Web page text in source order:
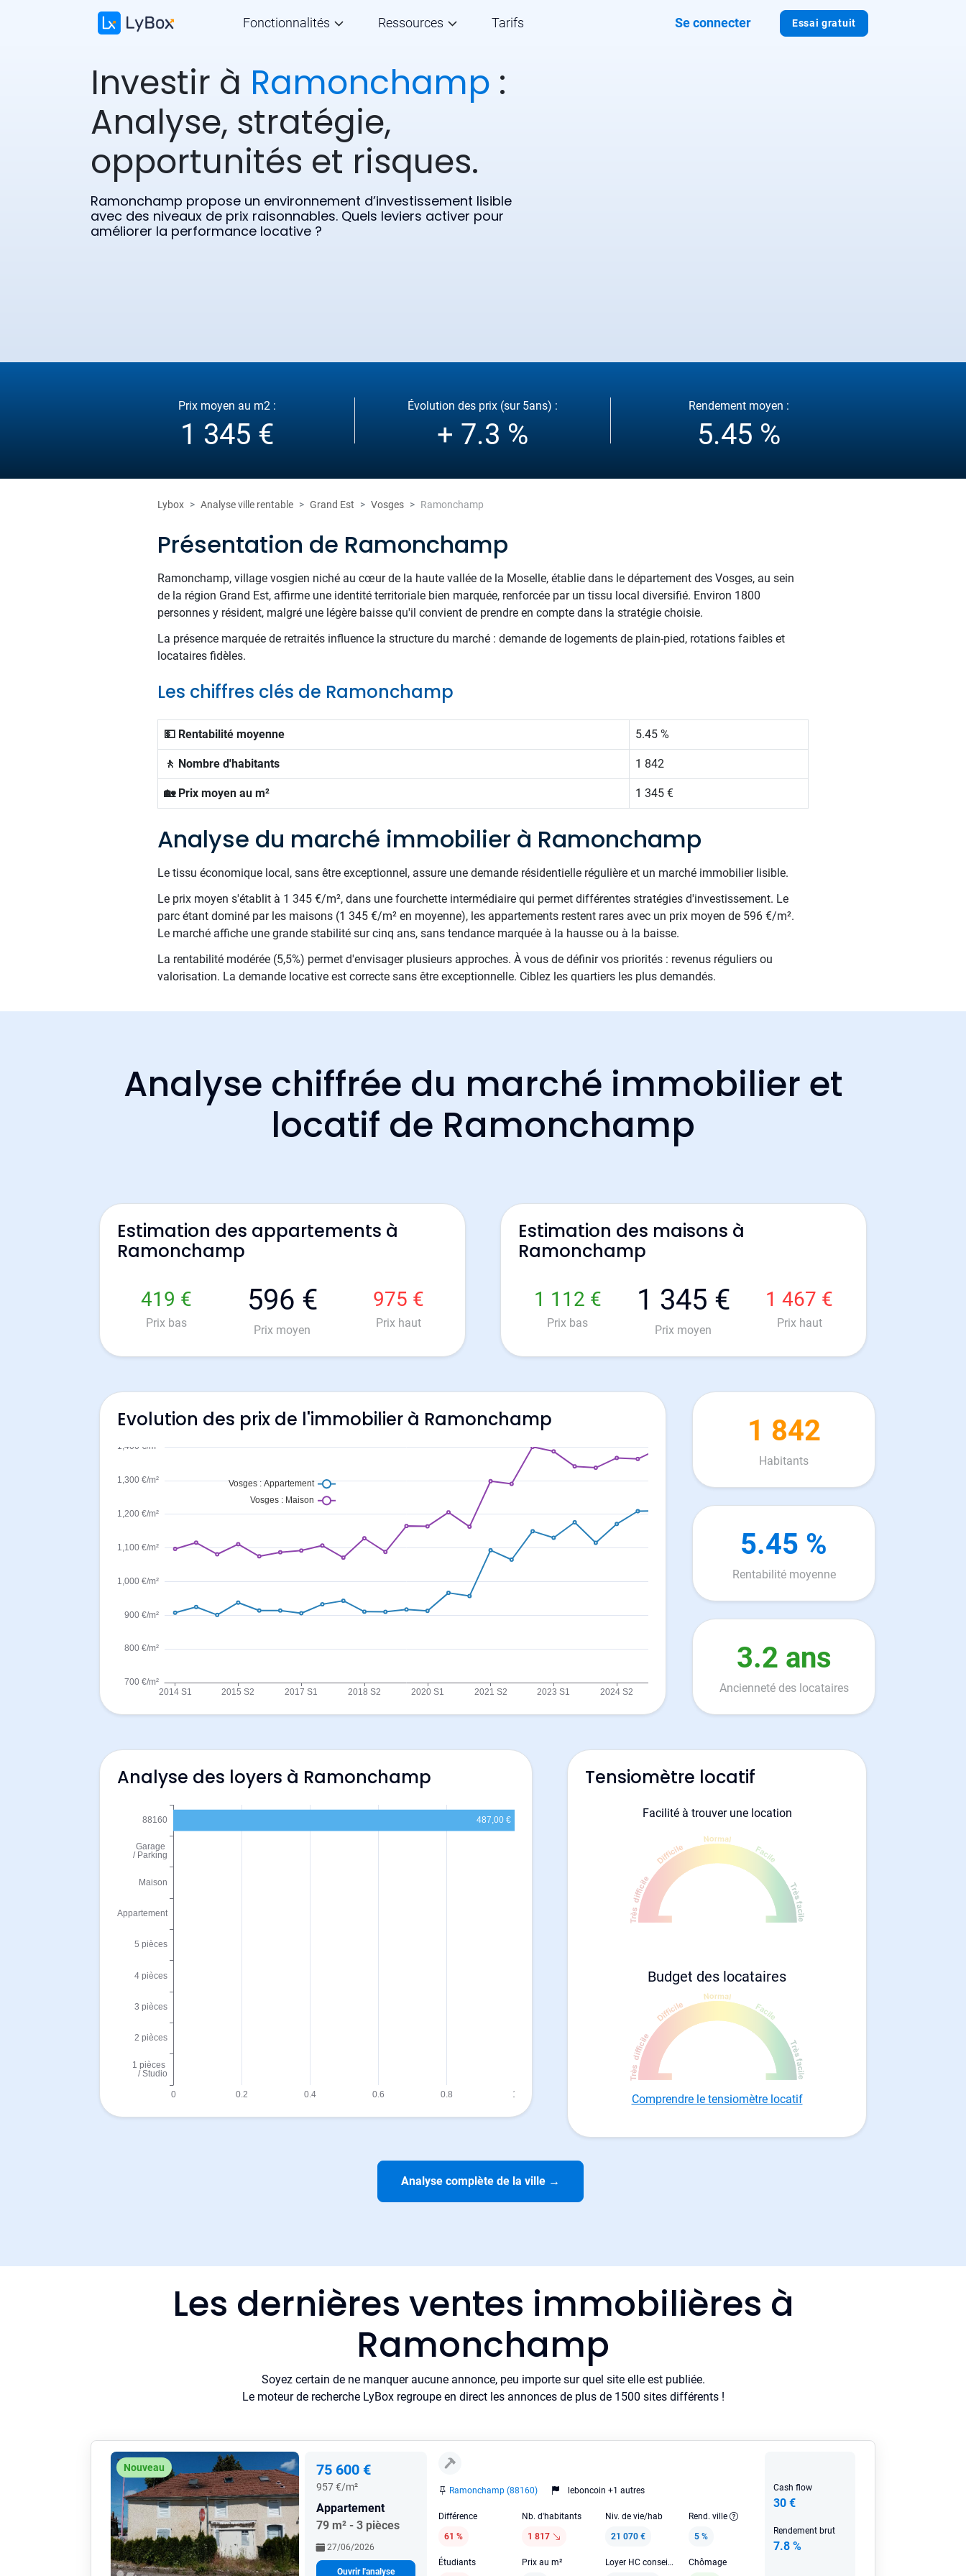
Essai gratuit
Fonctionnalités Ressources Tarifs Se connecter
Investir à Ramonchamp :
Analyse, stratégie,
opportunités et risques.
Ramonchamp propose un environnement d’investissement lisible
avec des niveaux de prix raisonnables. Quels leviers activer pour
améliorer la performance locative ?
Prix moyen au m2 :
1 345 €
Évolution des prix (sur 5ans) :
+ 7.3 %
Rendement moyen :
5.45 %
Lybox Analyse ville rentable Grand Est Vosges Ramonchamp
Présentation de Ramonchamp
Ramonchamp, village vosgien niché au cœur de la haute vallée de la Moselle, établie dans le département des Vosges, au sein
de la région Grand Est, affirme une identité territoriale bien marquée, renforcée par un tissu local diversifié. Environ 1800
personnes y résident, malgré une légère baisse qu'il convient de prendre en compte dans la stratégie choisie.
La présence marquée de retraités influence la structure du marché : demande de logements de plain-pied, rotations faibles et
locataires fidèles.
Les chiffres clés de Ramonchamp
💵 Rentabilité moyenne 5.45 %
🚶 Nombre d'habitants 1 842
🏡 Prix moyen au m² 1 345 €
Analyse du marché immobilier à Ramonchamp
Le tissu économique local, sans être exceptionnel, assure une demande résidentielle régulière et un marché immobilier lisible.
Le prix moyen s'établit à 1 345 €/m², dans une fourchette intermédiaire qui permet différentes stratégies d'investissement. Le
parc étant dominé par les maisons (1 345 €/m² en moyenne), les appartements restent rares avec un prix moyen de 596 €/m².
Le marché affiche une grande stabilité sur cinq ans, sans tendance marquée à la hausse ou à la baisse.
La rentabilité modérée (5,5%) permet d'envisager plusieurs approches. À vous de définir vos priorités : revenus réguliers ou
valorisation. La demande locative est correcte sans être exceptionnelle. Ciblez les quartiers les plus demandés.
Analyse chiffrée du marché immobilier et
locatif de Ramonchamp
Estimation des appartements à
Ramonchamp
419 €
Prix bas
596 €
Prix moyen
975 €
Prix haut
Estimation des maisons à
Ramonchamp
1 112 €
Prix bas
1 345 €
Prix moyen
1 467 €
Prix haut
Evolution des prix de l'immobilier à Ramonchamp 1 842
Habitants
5.45 %
Rentabilité moyenne
3.2 ans
Ancienneté des locataires
Analyse des loyers à Ramonchamp Tensiomètre locatif
Facilité à trouver une location
Budget des locataires
Comprendre le tensiomètre locatif
Analyse complète de la ville →
Les dernières ventes immobilières à
Ramonchamp
Soyez certain de ne manquer aucune annonce, peu importe sur quel site elle est publiée.
Le moteur de recherche LyBox regroupe en direct les annonces de plus de 1500 sites différents !
Nouveau 75 600 €
957 €/m²
Appartement
79 m² - 3 pièces
27/06/2026
Ouvrir l'analyse
Ramonchamp (88160) leboncoin +1 autres
Différence
61 %
Nb. d'habitants
1 817
Niv. de vie/hab
21 070 €
Rend. ville
5 %
Étudiants Prix au m² Loyer HC conseillé Chômage
Cash flow
30 €
Rendement brut
7.8 %